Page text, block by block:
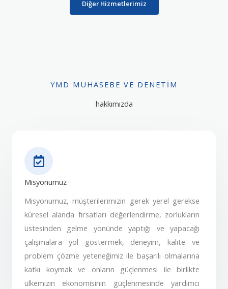
Diğer Hizmetlerimiz
YMD MUHASEBE VE DENETIM
hakkımızda
Misyonumuz
Misyonumuz, müşterilerimizin gerek yerel gerekse
küresel alanda fırsatları değerlendirme, zorlukların
üstesinden gelme yönünde yaptığı ve yapacağı
çalışmalara yol göstermek, deneyim, kalite ve
problem çözme yeteneğimiz ile başarılı olmalarına
katkı koymak ve onların güçlenmesi ile birlikte
ülkemizin ekonomisinin güçlenmesinde yardımcı